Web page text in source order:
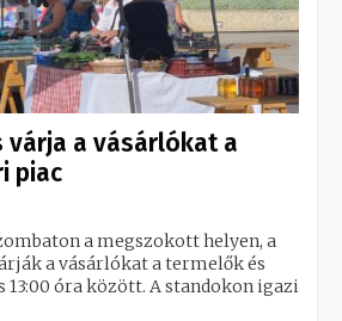
várja a vásárlókat a
piac
a megszokott helyen, a
a vásárlókat a termelők és
13:00 óra között. A standokon igazi